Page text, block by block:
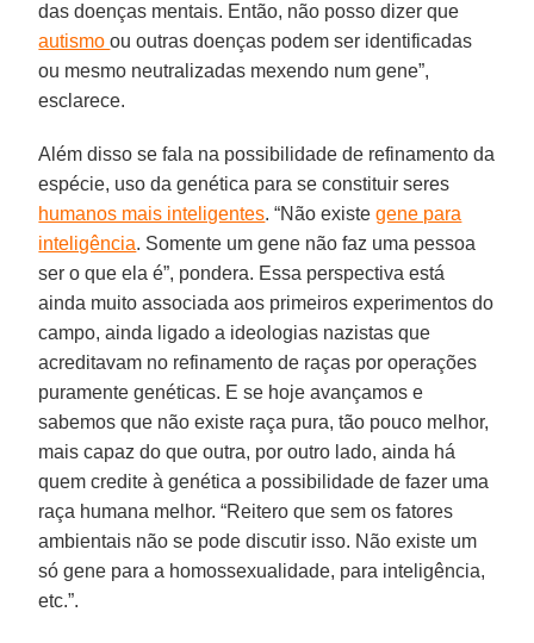
das doenças mentais. Então, não posso dizer que
autismoou outras doenças podem ser identificadas
ou mesmo neutralizadas mexendo num gene”,
esclarece.
Além disso se fala na possibilidade de refinamento da
espécie, uso da genética para se constituir seres
humanos mais inteligentes. “Não existegene para
inteligência. Somente um gene não faz uma pessoa
ser o que ela é”, pondera. Essa perspectiva está
ainda muito associada aos primeiros experimentos do
campo, ainda ligado a ideologias nazistas que
acreditavam no refinamento de raças por operações
puramente genéticas. E se hoje avançamos e
sabemos que não existe raça pura, tão pouco melhor,
mais capaz do que outra, por outro lado, ainda há
quem credite à genética a possibilidade de fazer uma
raça humana melhor. “Reitero que sem os fatores
ambientais não se pode discutir isso. Não existe um
só gene para a homossexualidade, para inteligência,
etc.”.